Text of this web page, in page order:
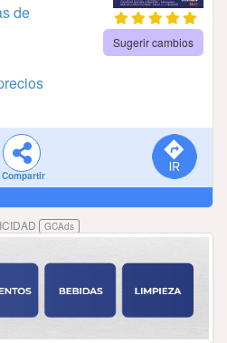
de
Sugerir cambios
Compartir
GCAds